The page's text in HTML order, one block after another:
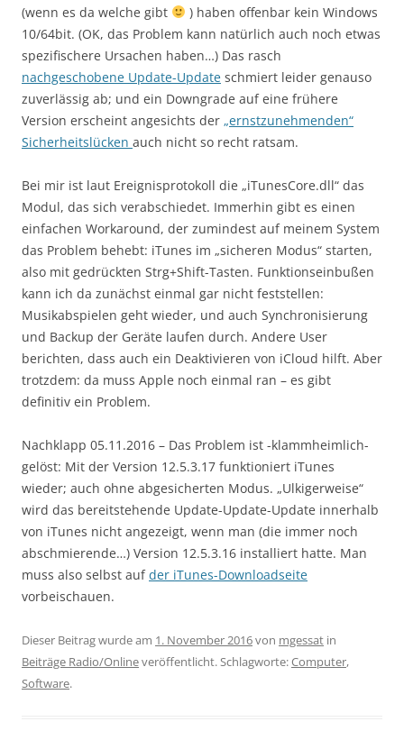
(wenn es da welche gibt
) haben offenbar kein Windows
10/64bit. (OK, das Problem kann natürlich auch noch etwas
spezifischere Ursachen haben…) Das rasch
nachgeschobene Update-Update schmiert leider genauso
zuverlässig ab; und ein Downgrade auf eine frühere
Version erscheint angesichts der „ernstzunehmenden“
Sicherheitslücken auch nicht so recht ratsam.
Bei mir ist laut Ereignisprotokoll die „iTunesCore.dll“ das
Modul, das sich verabschiedet. Immerhin gibt es einen
einfachen Workaround, der zumindest auf meinem System
das Problem behebt: iTunes im „sicheren Modus“ starten,
also mit gedrückten Strg+Shift-Tasten. Funktionseinbußen
kann ich da zunächst einmal gar nicht feststellen:
Musikabspielen geht wieder, und auch Synchronisierung
und Backup der Geräte laufen durch. Andere User
berichten, dass auch ein Deaktivieren von iCloud hilft. Aber
trotzdem: da muss Apple noch einmal ran – es gibt
definitiv ein Problem.
Nachklapp 05.11.2016 – Das Problem ist -klammheimlich-
gelöst: Mit der Version 12.5.3.17 funktioniert iTunes
wieder; auch ohne abgesicherten Modus. „Ulkigerweise“
wird das bereitstehende Update-Update-Update innerhalb
von iTunes nicht angezeigt, wenn man (die immer noch
abschmierende…) Version 12.5.3.16 installiert hatte. Man
muss also selbst aufder iTunes-Downloadseite
vorbeischauen.
Dieser Beitrag wurde am 1. November 2016von mgessat in
Beiträge Radio/Onlineveröffentlicht. Schlagworte:Computer,
Software.